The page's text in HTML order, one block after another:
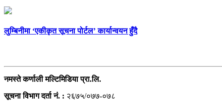
लुम्बिनीमा ‘एकीकृत सूचना पोर्टल’ कार्यान्वयन हुँदै
नमस्ते कर्णाली मल्टिमिडिया प्रा.लि.
सूचना विभाग दर्ता नं. : २६७५/०७७-०७८